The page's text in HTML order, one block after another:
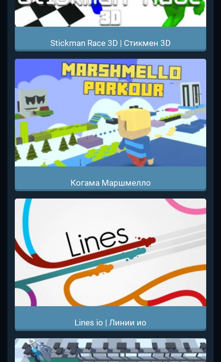
Stickman Race 3D | Стикмен 3D
Когама Маршмелло
Lines io | Линии ио